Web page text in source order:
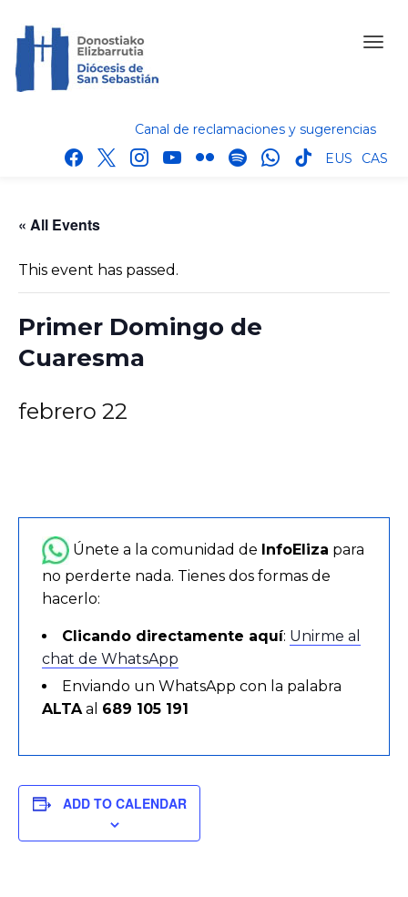
Canal de reclamaciones y sugerencias
facebook
x instagram
youtube
flickr spotifywhatsapp
tik
EUS CAS
« All Events
This event has passed.
Primer Domingo de
Cuaresma
febrero 22
Únete a la comunidad de InfoEliza para
no perderte nada. Tienes dos formas de
hacerlo:
Clicando directamente aquí: Unirme al
chat de WhatsApp
Enviando un WhatsApp con la palabra
ALTAal 689 105 191
ADD TO CALENDAR